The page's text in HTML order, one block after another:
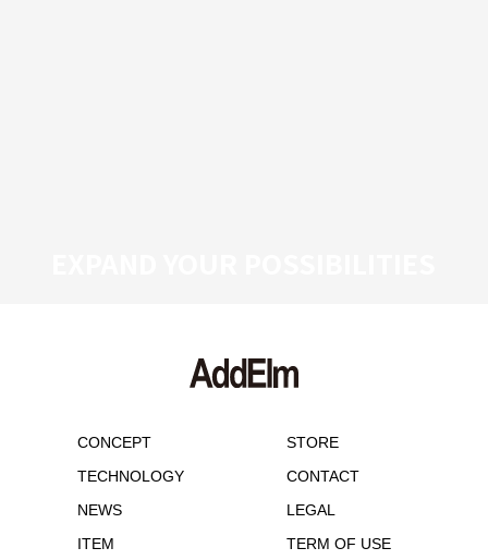
CONCEPT
TECHNOLOGY
NEWS
ITEM
STORE
CONTACT
LEGAL
TERM OF USE